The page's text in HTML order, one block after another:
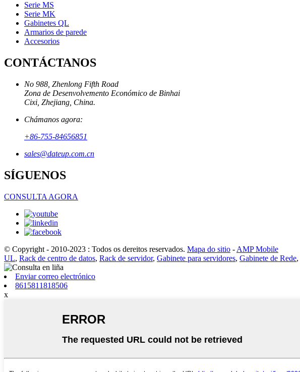
Serie MS
Serie MK
Gabinetes QL
Armarios de parede
Accesorios
CONTÁCTANOS
No 988, Zhenlong Fifth Road
Zona de Desenvolvemento Económico de Binhai
Cixi, Zhejiang, China.
Chámanos agora:
+86-755-84656851
sales@dateup.com.cn
SÍGUENOS
CONSULTA AGORA
© Copyright - 2010-2023 : Todos os dereitos reservados. Mapa do sitio - AMP Mobile
UL, Rack de centro de datos, Rack de servidor, Gabinete para servidores, Gabinete de Rede,
Enviar correo electrónico
8615811818506
x